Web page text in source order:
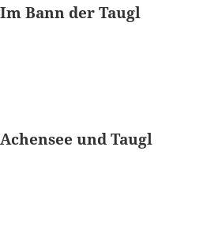
Bann der Taugl
und Taugl